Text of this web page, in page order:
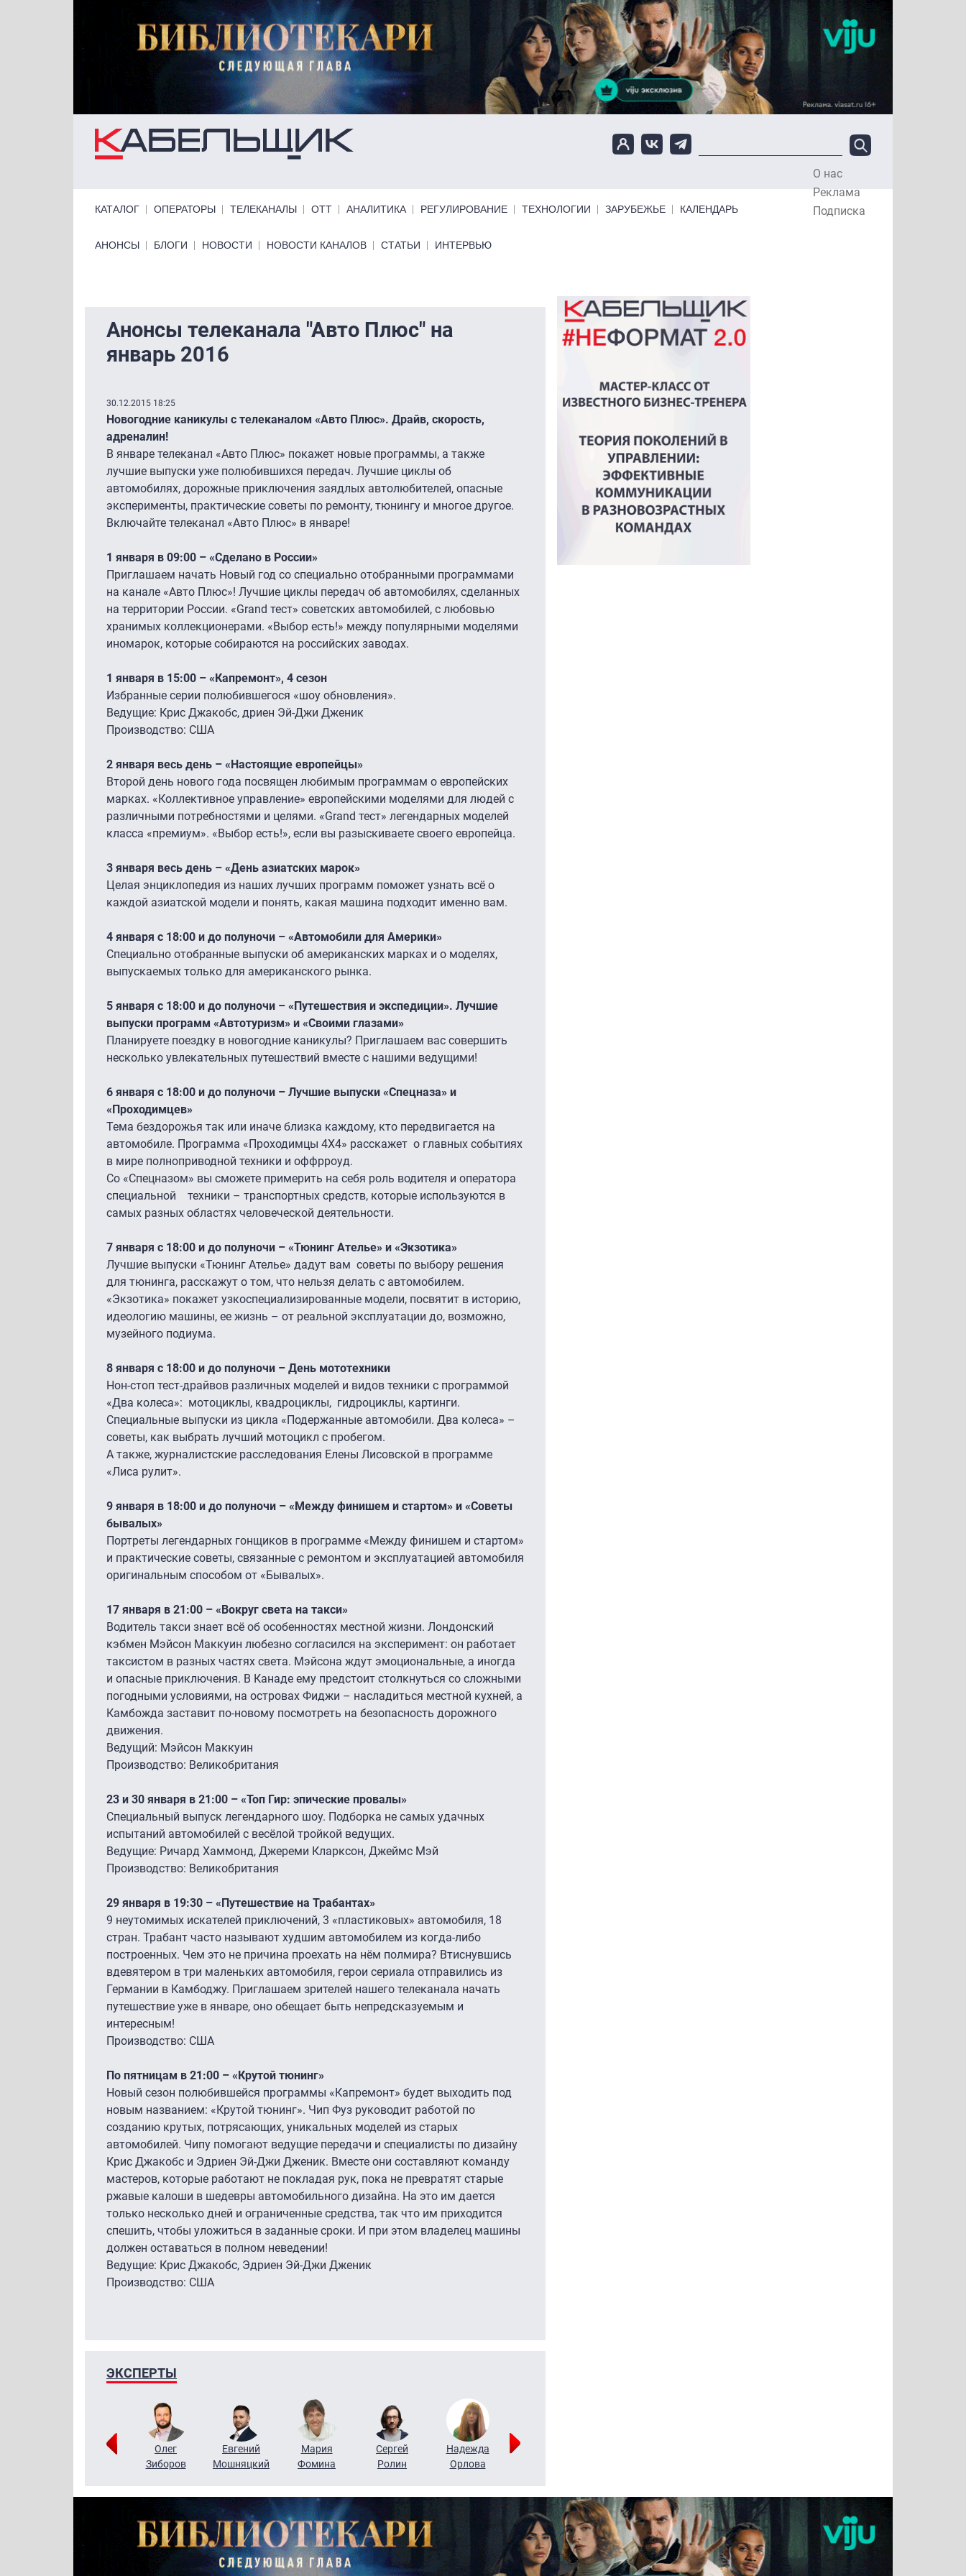
Перейти к основному содержанию
О нас
Реклама
Подписка
КАТАЛОГ ОПЕРАТОРЫ ТЕЛЕКАНАЛЫ ОТТ АНАЛИТИКА РЕГУЛИРОВАНИЕ ТЕХНОЛОГИИ ЗАРУБЕЖЬЕ КАЛЕНДАРЬ
Primary links bottom
АНОНСЫ БЛОГИ НОВОСТИ НОВОСТИ КАНАЛОВ СТАТЬИ ИНТЕРВЬЮ
Анонсы телеканала "Авто Плюс" на
январь 2016
30.12.2015 18:25
Новогодние каникулы с телеканалом «Авто Плюс». Драйв, скорость,
адреналин!
В январе телеканал «Авто Плюс» покажет новые программы, а также
лучшие выпуски уже полюбившихся передач. Лучшие циклы об
автомобилях, дорожные приключения заядлых автолюбителей, опасные
эксперименты, практические советы по ремонту, тюнингу и многое другое.
Включайте телеканал «Авто Плюс» в январе!
1 января в 09:00 – «Сделано в России»
Приглашаем начать Новый год со специально отобранными программами
на канале «Авто Плюс»! Лучшие циклы передач об автомобилях, сделанных
на территории России. «Grand тест» советских автомобилей, с любовью
хранимых коллекционерами. «Выбор есть!» между популярными моделями
иномарок, которые собираются на российских заводах.
1 января в 15:00 – «Капремонт», 4 сезон
Избранные серии полюбившегося «шоу обновления».
Ведущие: Крис Джакобс, дриен Эй-Джи Дженик
Производство: США
2 января весь день – «Настоящие европейцы»
Второй день нового года посвящен любимым программам о европейских
марках. «Коллективное управление» европейскими моделями для людей с
различными потребностями и целями. «Grand тест» легендарных моделей
класса «премиум». «Выбор есть!», если вы разыскиваете своего европейца.
3 января весь день – «День азиатских марок»
Целая энциклопедия из наших лучших программ поможет узнать всё о
каждой азиатской модели и понять, какая машина подходит именно вам.
4 января с 18:00 и до полуночи – «Автомобили для Америки»
Специально отобранные выпуски об американских марках и о моделях,
выпускаемых только для американского рынка.
5 января с 18:00 и до полуночи – «Путешествия и экспедиции». Лучшие
выпуски программ «Автотуризм» и «Своими глазами»
Планируете поездку в новогодние каникулы? Приглашаем вас совершить
несколько увлекательных путешествий вместе с нашими ведущими!
6 января с 18:00 и до полуночи – Лучшие выпуски «Спецназа» и
«Проходимцев»
Тема бездорожья так или иначе близка каждому, кто передвигается на
автомобиле. Программа «Проходимцы 4X4» расскажет о главных событиях
в мире полноприводной техники и оффрроуд.
Со «Спецназом» вы сможете примерить на себя роль водителя и оператора
специальной техники – транспортных средств, которые используются в
самых разных областях человеческой деятельности.
7 января с 18:00 и до полуночи – «Тюнинг Ателье» и «Экзотика»
Лучшие выпуски «Тюнинг Ателье» дадут вам советы по выбору решения
для тюнинга, расскажут о том, что нельзя делать с автомобилем.
«Экзотика» покажет узкоспециализированные модели, посвятит в историю,
идеологию машины, ее жизнь – от реальной эксплуатации до, возможно,
музейного подиума.
8 января с 18:00 и до полуночи – День мототехники
Нон-стоп тест-драйвов различных моделей и видов техники с программой
«Два колеса»: мотоциклы, квадроциклы, гидроциклы, картинги.
Специальные выпуски из цикла «Подержанные автомобили. Два колеса» –
советы, как выбрать лучший мотоцикл с пробегом.
А также, журналистские расследования Елены Лисовской в программе
«Лиса рулит».
9 января в 18:00 и до полуночи – «Между финишем и стартом» и «Советы
бывалых»
Портреты легендарных гонщиков в программе «Между финишем и стартом»
и практические советы, связанные с ремонтом и эксплуатацией автомобиля
оригинальным способом от «Бывалых».
17 января в 21:00 – «Вокруг света на такси»
Водитель такси знает всё об особенностях местной жизни. Лондонский
кэбмен Мэйсон Маккуин любезно согласился на эксперимент: он работает
таксистом в разных частях света. Мэйсона ждут эмоциональные, а иногда
и опасные приключения. В Канаде ему предстоит столкнуться со сложными
погодными условиями, на островах Фиджи – насладиться местной кухней, а
Камбожда заставит по-новому посмотреть на безопасность дорожного
движения.
Ведущий: Мэйсон Маккуин
Производство: Великобритания
23 и 30 января в 21:00 – «Топ Гир: эпические провалы»
Специальный выпуск легендарного шоу. Подборка не самых удачных
испытаний автомобилей с весёлой тройкой ведущих.
Ведущие: Ричард Хаммонд, Джереми Кларксон, Джеймс Мэй
Производство: Великобритания
29 января в 19:30 – «Путешествие на Трабантах»
9 неутомимых искателей приключений, 3 «пластиковых» автомобиля, 18
стран. Трабант часто называют худшим автомобилем из когда-либо
построенных. Чем это не причина проехать на нём полмира? Втиснувшись
вдевятером в три маленьких автомобиля, герои сериала отправились из
Германии в Камбоджу. Приглашаем зрителей нашего телеканала начать
путешествие уже в январе, оно обещает быть непредсказуемым и
интересным!
Производство: США
По пятницам в 21:00 – «Крутой тюнинг»
Новый сезон полюбившейся программы «Капремонт» будет выходить под
новым названием: «Крутой тюнинг». Чип Фуз руководит работой по
созданию крутых, потрясающих, уникальных моделей из старых
автомобилей. Чипу помогают ведущие передачи и специалисты по дизайну
Крис Джакобс и Эдриен Эй-Джи Дженик. Вместе они составляют команду
мастеров, которые работают не покладая рук, пока не превратят старые
ржавые калоши в шедевры автомобильного дизайна. На это им дается
только несколько дней и ограниченные средства, так что им приходится
спешить, чтобы уложиться в заданные сроки. И при этом владелец машины
должен оставаться в полном неведении!
Ведущие: Крис Джакобс, Эдриен Эй-Джи Дженик
Производство: США
ЭКСПЕРТЫ
Григорий
Олег
Зиборов
Евгений
Мошняцкий
Мария
Фомина
Сергей
Ролин
Надежда
Орлова